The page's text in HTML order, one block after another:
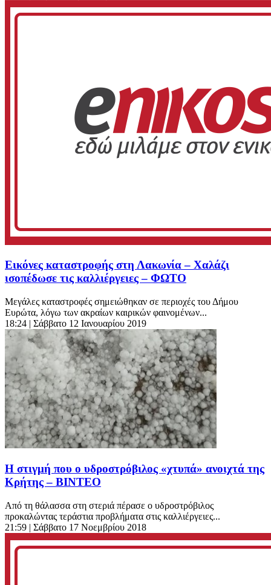
Εικόνες καταστροφής στη Λακωνία – Χαλάζι
ισοπέδωσε τις καλλιέργειες – ΦΩΤΟ
Μεγάλες καταστροφές σημειώθηκαν σε περιοχές του Δήμου
Ευρώτα, λόγω των ακραίων καιρικών φαινομένων...
18:24 | Σάββατο 12 Ιανουαρίου 2019
Η στιγμή που ο υδροστρόβιλος «χτυπά» ανοιχτά της
Κρήτης – ΒΙΝΤΕΟ
Από τη θάλασσα στη στεριά πέρασε ο υδροστρόβιλος
προκαλώντας τεράστια προβλήματα στις καλλιέργειες...
21:59 | Σάββατο 17 Νοεμβρίου 2018